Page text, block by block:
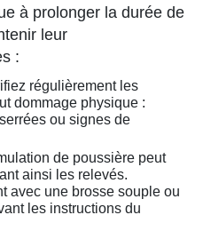
à prolonger la durée de
leur
:
régulièrement les
dommage physique :
ou signes de
de poussière peut
ainsi les relevés.
avec une brosse souple ou
les instructions du